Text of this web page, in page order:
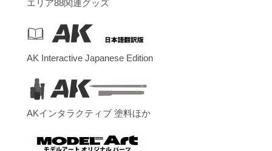
エリア88関連グッズ
AK Interactive Japanese Edition
AKインタラクティブ 塗料ほか